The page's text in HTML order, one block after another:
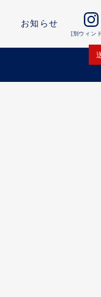
お知らせ
[別ウィン